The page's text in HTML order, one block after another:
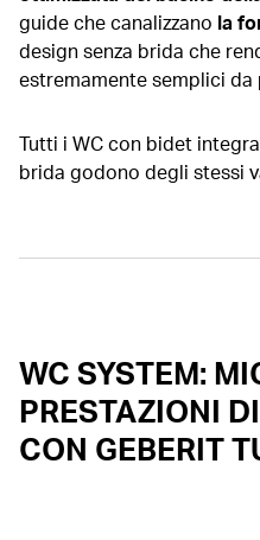
guide che canalizzano la
design senza brida che
estremamente semplici da
Tutti i WC con bidet
brida godono degli stessi
WC SYSTEM:
PRESTAZIONI
CON GEBERIT